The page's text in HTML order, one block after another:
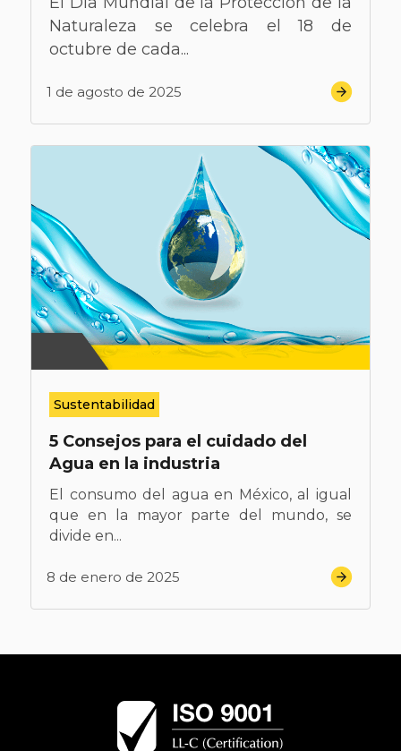
Naturaleza se celebra el 18 de
octubre de cada...
1 de agosto de 2025
Sustentabilidad
5 Consejos para el cuidado del
Agua en la industria
El consumo del agua en México, al igual
que en la mayor parte del mundo, se
divide en...
8 de enero de 2025